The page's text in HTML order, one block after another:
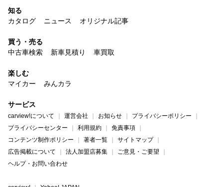
知る
カタログ
ニュース オリジナル記事
買う・売る
中古車検索
新車見積り 車買取
楽しむ
マイカー
みんカラ
サービス
carview!について 運営会社 お知らせ
プライバシーポリシー
プライバシーセンター
利用規約
免責事項
コンテンツ制作ポリシー
著者一覧
サイトマップ
広告掲載について
法人加盟店募集
ご意見・ご要望
ヘルプ・お問い合わせ